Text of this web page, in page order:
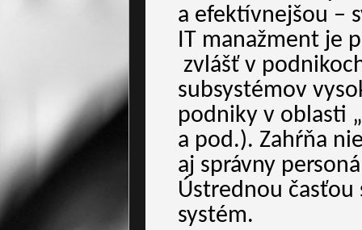
a efektívnejšou –
IT manažment je
zvlášť v
subsystémov
podniky v oblasti
a pod.). Zahŕňa
aj správny
Ústrednou
systém.